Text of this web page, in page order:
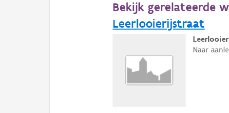
Bekijk gerelateerde
Leerlooierijstraat
Naar